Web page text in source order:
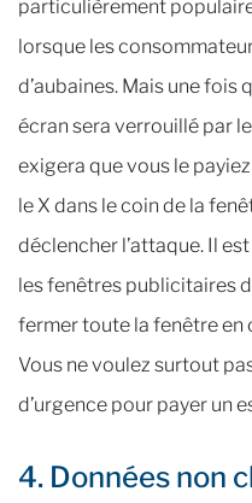
particulièrement
lorsque les
d’aubaines. Mais une fois
écran sera verrouillé par
exigera que vous le
le X dans le coin de la
déclencher l’attaque. Il
les fenêtres publicitaires
fermer toute la fenêtre en
Vous ne voulez surtout
d’urgence pour payer un
4. Données non